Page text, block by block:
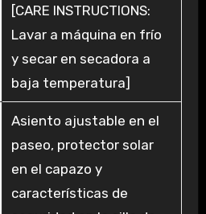
‎[CARE INSTRUCTIONS:
Lavar a máquina en frío
y secar en secadora a
baja temperatura]
‎Asiento ajustable en el
paseo, protector solar
en el capazo y
características de